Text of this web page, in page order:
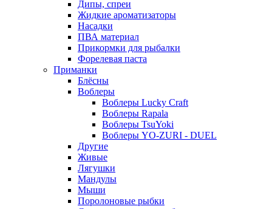
Дипы, спреи
Жидкие ароматизаторы
Насадки
ПВА материал
Прикормки для рыбалки
Форелевая паста
Приманки
Блёсны
Воблеры
Воблеры Lucky Craft
Воблеры Rapala
Воблеры TsuYoki
Воблеры YO-ZURI - DUEL
Другие
Живые
Лягушки
Мандулы
Мыши
Поролоновые рыбки